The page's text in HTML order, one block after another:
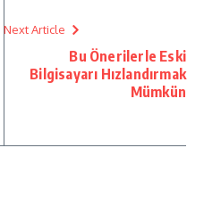
Next Article
Bu Önerilerle Eski
Bilgisayarı Hızlandırmak
Mümkün